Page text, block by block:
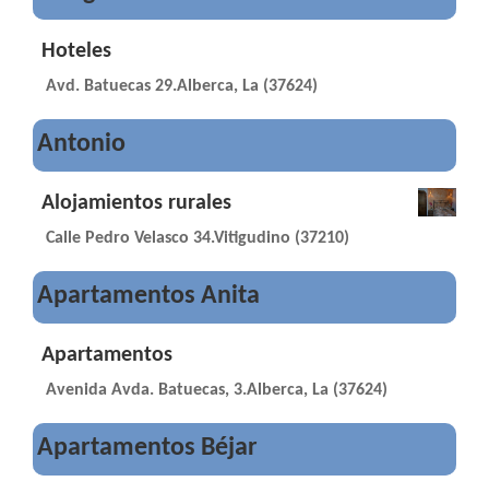
Hoteles
Avd. Batuecas 29.Alberca, La (37624)
Antonio
Alojamientos rurales
Calle Pedro Velasco 34.Vitigudino (37210)
Apartamentos Anita
Apartamentos
Avenida Avda. Batuecas, 3.Alberca, La (37624)
Apartamentos Béjar